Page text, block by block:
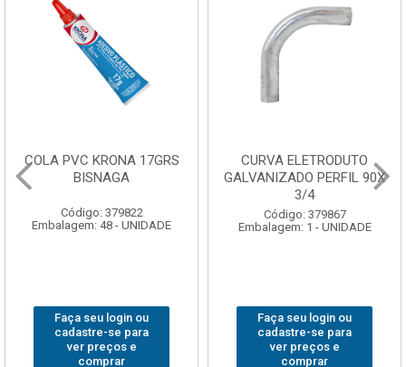
COLA PVC KRONA 17GRS
BISNAGA
Código: 379822
Embalagem: 48 - UNIDADE
Faça seu login ou
cadastre-se para
ver preços e
comprar
CURVA ELETRODUTO
GALVANIZADO PERFIL 90X
3/4
Código: 379867
Embalagem: 1 - UNIDADE
Faça seu login ou
cadastre-se para
ver preços e
comprar